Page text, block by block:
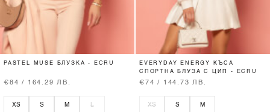
PASTEL MUSE БЛУЗКА - ECRU
€84 / 164.29 ЛВ.
XS S M L
EVERYDAY ENERGY КЪСА
СПОРТНА БЛУЗА С ЦИП - ECRU
€74 / 144.73 ЛВ.
XS S M